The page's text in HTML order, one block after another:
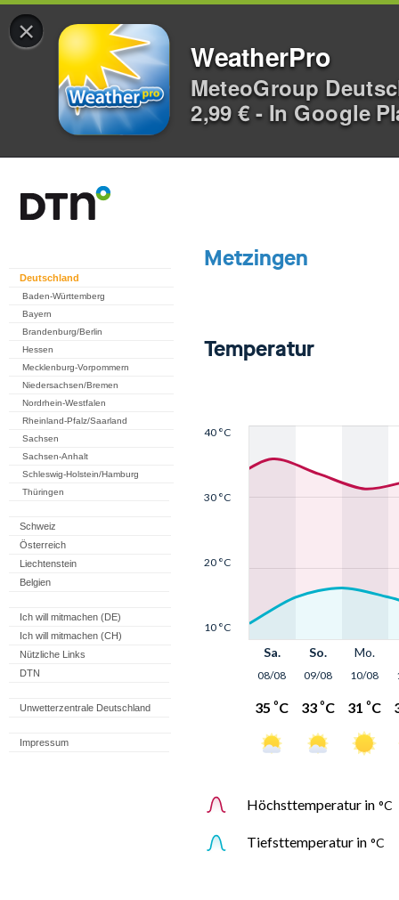
×
WeatherPro
MeteoGroup
2,99 € - In Google
Deutschland
Baden-Württemberg
Bayern
Brandenburg/Berlin
Hessen
Mecklenburg-Vorpommern
Niedersachsen/Bremen
Nordrhein-Westfalen
Rheinland-Pfalz/Saarland
Sachsen
Sachsen-Anhalt
Schleswig-Holstein/Hamburg
Thüringen
Schweiz
Österreich
Liechtenstein
Belgien
Ich will mitmachen (DE)
Ich will mitmachen (CH)
Nützliche Links
DTN
Unwetterzentrale Deutschland
Impressum